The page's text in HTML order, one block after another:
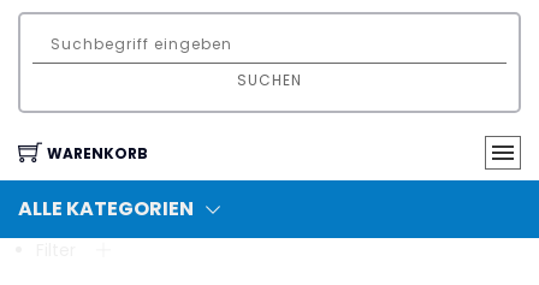
SUCHEN
WARENKORB
ALLE KATEGORIEN